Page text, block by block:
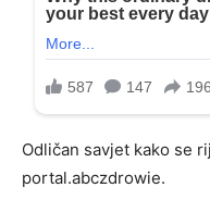
Odličan savjet kako se
portal.abczdrowie.